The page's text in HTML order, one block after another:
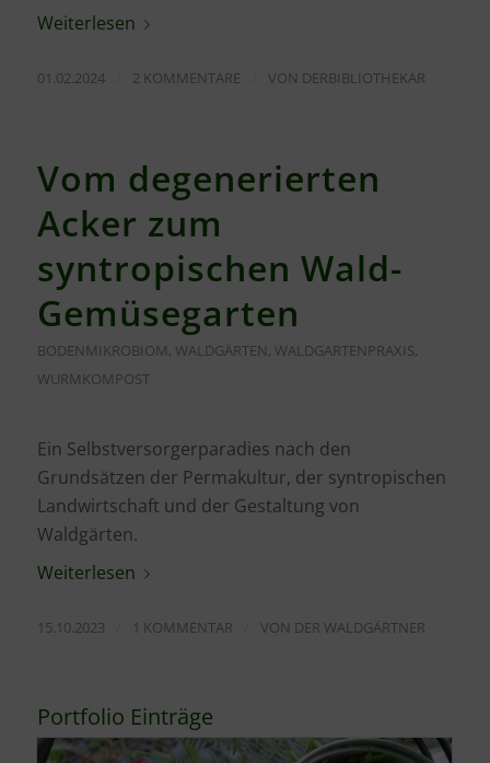
Weiterlesen
01.02.2024 2 KOMMENTARE VON DERBIBLIOTHEKAR
Vom degenerierten
Acker zum
syntropischen Wald-
Gemüsegarten
BODENMIKROBIOM, WALDGÄRTEN, WALDGARTENPRAXIS,
WURMKOMPOST
Ein Selbstversorgerparadies nach den
Grundsätzen der Permakultur, der syntropischen
Landwirtschaft und der Gestaltung von
Waldgärten.
Weiterlesen
15.10.2023 1 KOMMENTAR VON DER WALDGÄRTNER
Portfolio Einträge